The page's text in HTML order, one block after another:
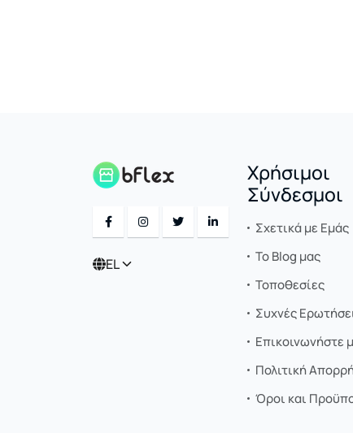
EL
Χρήσιμοι
Σύνδεσμοι
Σχετικά με Εμάς
Το Blog μας
Τοποθεσίες
Συχνές
Επικοινωνήστε
Πολιτική
Όροι και